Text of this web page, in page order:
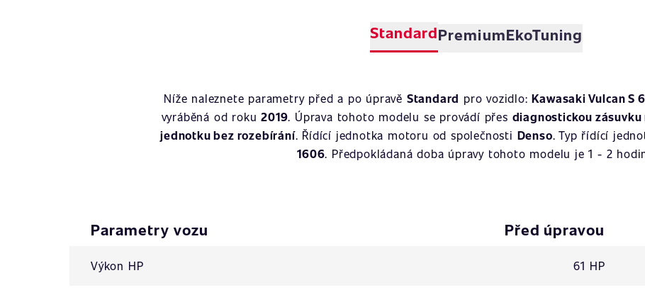
StandardPremiumEkoTuning
Níže naleznete parametry před a po úpravě Standard pro vozidlo:Kawasaki Vulcan S
vyráběná od roku2019. Úprava tohoto modelu se provádí přes diagnostickou
jednotku bez rozebírání. Řídící jednotka motoru od společnosti Denso. Typ řídící
1606. Předpokládaná doba úpravy tohoto modelu je 1 - 2
Parametry vozu Před úpravou
Výkon HP 61 HP